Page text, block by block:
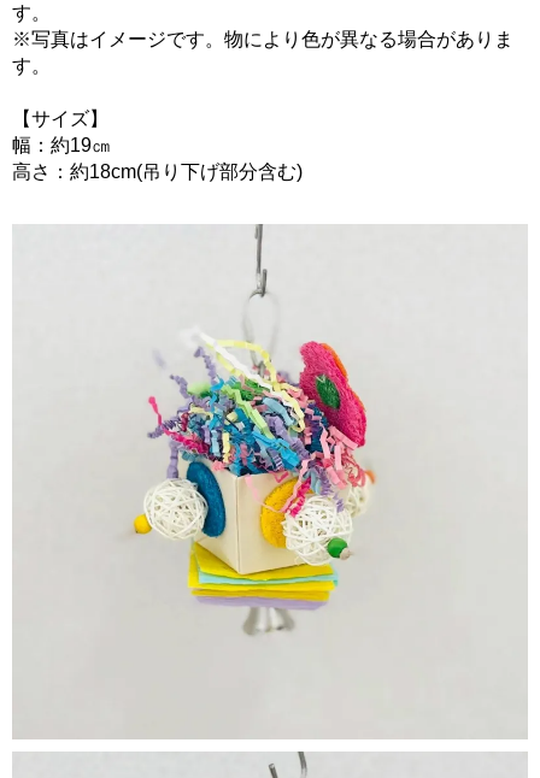
す。
※写真はイメージです。物により色が異なる場合がありま
す。
【サイズ】
幅：約19㎝
高さ：約18cm(吊り下げ部分含む)